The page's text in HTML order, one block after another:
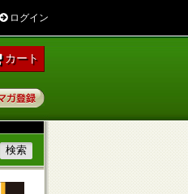
ログイン
カート